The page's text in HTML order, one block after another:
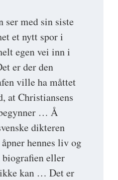
ser med sin siste
et nytt spor i
egen vei inn i
er der den
ville ha måttet
at Christiansens
… Å
dikteren
hennes liv og
biografien eller
kan … Det er